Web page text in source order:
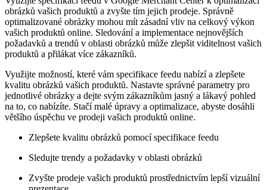
obrázků vašich produktů a zvyšte tím jejich prodeje. Správně
optimalizované obrázky mohou mít zásadní vliv na celkový výkon
vašich produktů online. Sledování a implementace nejnovějších
požadavků a trendů v oblasti obrázků může zlepšit viditelnost vašich
produktů a přilákat více zákazníků.
Využijte možností, které vám specifikace feedu nabízí a zlepšete
kvalitu obrázků vašich produktů. Nastavte správné parametry pro
jednotlivé obrázky a dejte svým zákazníkům jasný a lákavý pohled
na to, co nabízíte. Stačí malé úpravy a optimalizace, abyste dosáhli
většího úspěchu ve prodeji vašich produktů online.
Zlepšete kvalitu obrázků pomocí specifikace feedu
Sledujte trendy a požadavky v oblasti obrázků
Zvyšte prodeje vašich produktů prostřednictvím lepší vizuální